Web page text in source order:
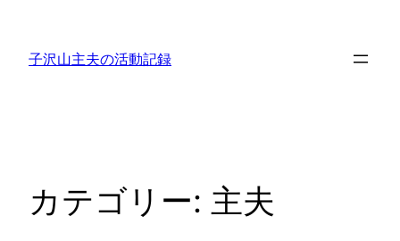
子沢山主夫の活動記録
カテゴリー: 主夫